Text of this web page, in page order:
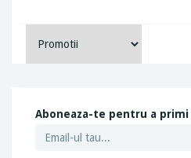
Aboneaza-te pentru a